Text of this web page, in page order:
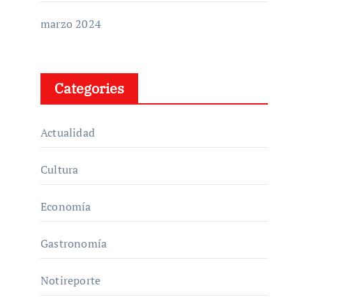
marzo 2024
Categories
Actualidad
Cultura
Economía
Gastronomía
Notireporte